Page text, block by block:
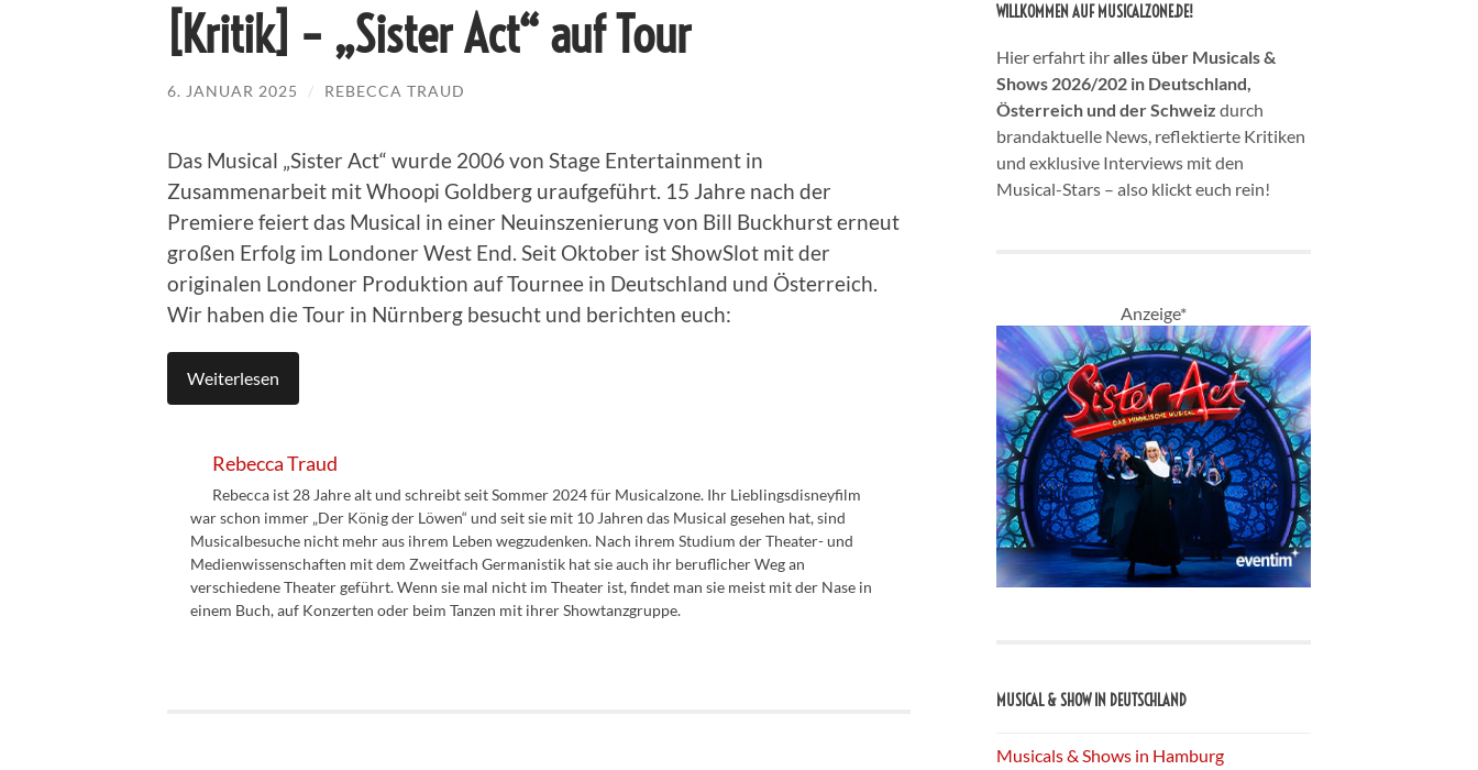
[Kritik] – „Sister Act“ auf Tour
6. JANUAR 2025 / REBECCA TRAUD
Das Musical „Sister Act“ wurde 2006 von Stage Entertainment in
Zusammenarbeit mit Whoopi Goldberg uraufgeführt. 15 Jahre nach der
Premiere feiert das Musical in einer Neuinszenierung von Bill Buckhurst erneut
großen Erfolg im Londoner West End. Seit Oktober ist ShowSlot mit der
originalen Londoner Produktion auf Tournee in Deutschland und Österreich.
Wir haben die Tour in Nürnberg besucht und berichten euch:
Weiterlesen
Rebecca Traud
Rebecca ist 28 Jahre alt und schreibt seit Sommer 2024 für Musicalzone. Ihr Lieblingsdisneyfilm
war schon immer „Der König der Löwen“ und seit sie mit 10 Jahren das Musical gesehen hat, sind
Musicalbesuche nicht mehr aus ihrem Leben wegzudenken. Nach ihrem Studium der Theater- und
Medienwissenschaften mit dem Zweitfach Germanistik hat sie auch ihr beruflicher Weg an
verschiedene Theater geführt. Wenn sie mal nicht im Theater ist, findet man sie meist mit der Nase in
einem Buch, auf Konzerten oder beim Tanzen mit ihrer Showtanzgruppe.
WILLKOMMEN AUF MUSICALZONE.DE!
Hier erfahrt ihralles über Musicals &
Shows 2026/202 in Deutschland,
Österreich und der Schweiz durch
brandaktuelle News, reflektierte Kritiken
und exklusive Interviews mit den
Musical-Stars – also klickt euch rein!
Anzeige*
MUSICAL & SHOW IN DEUTSCHLAND
Musicals & Shows in Hamburg